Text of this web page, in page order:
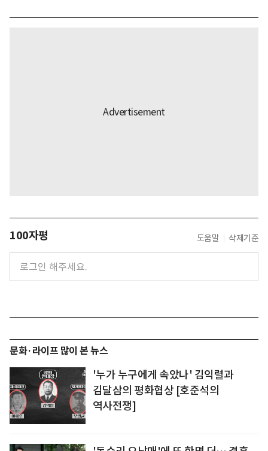
100자평 도움말 삭제기준
문화·라이프 많이 본 뉴스
'누가 누구에게 속았나' 김익렬과
김달삼의 평화협상 [호준석의
역사전쟁]